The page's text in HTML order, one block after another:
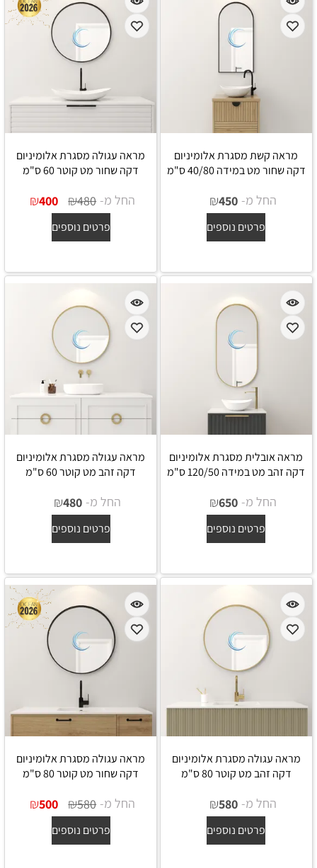
מראה קשת מסגרת אלומיניום
דקה שחור מט במידה 40/80 ס"מ
החל מ- ₪450
פרטים נוספים
מראה עגולה מסגרת אלומיניום
דקה שחור מט קוטר 60 ס"מ
החל מ- ₪480
₪400
פרטים נוספים
מראה אובלית מסגרת אלומיניום
דקה זהב מט במידה 120/50 ס"מ
החל מ- ₪650
פרטים נוספים
מראה עגולה מסגרת אלומיניום
דקה זהב מט קוטר 60 ס"מ
החל מ- ₪480
פרטים נוספים
מראה עגולה מסגרת אלומיניום
דקה זהב מט קוטר 80 ס"מ
החל מ- ₪580
פרטים נוספים
מראה עגולה מסגרת אלומיניום
דקה שחור מט קוטר 80 ס"מ
החל מ- ₪580
₪500
פרטים נוספים